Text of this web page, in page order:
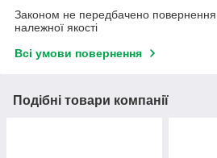
Законом не передбачено повернення
належної якості
Всі умови повернення
Подібні товари компанії